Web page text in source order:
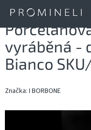
vyráběná -
Bianco
Značka: I BORBONE